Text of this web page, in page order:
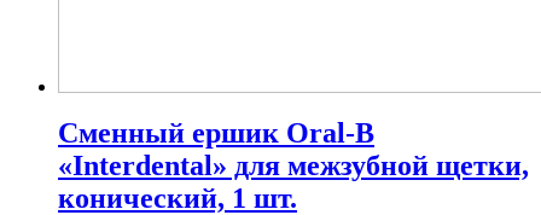
Сменный ершик Oral-B
«Interdental» для межзубной щетки,
конический, 1 шт.